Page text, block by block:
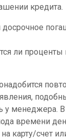
кредита.
ли проценты
у менеджера. В
времени
карту/счет